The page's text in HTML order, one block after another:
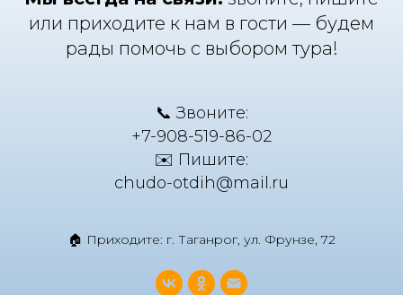
или приходите к нам в гости — будем
рады помочь с выбором тура!
📞 Звоните:
+7-908-519-86-02
✉️ Пишите:
chudo-otdih@mail.ru
🏠 Приходите: г. Таганрог, ул. Фрунзе, 72